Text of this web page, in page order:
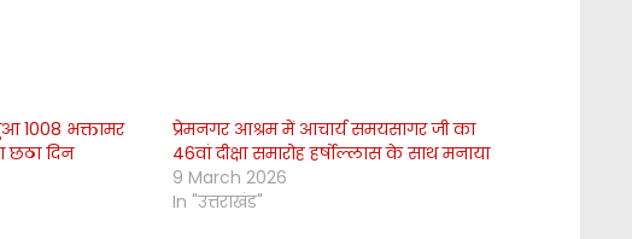
1008 भक्तामर
छठा दिन
प्रेमनगर आश्रम में आचार्य समयसागर जी का
46वां दीक्षा समारोह हर्षोल्लास के साथ मनाया
9 March 2026
In "उत्तराखंड"